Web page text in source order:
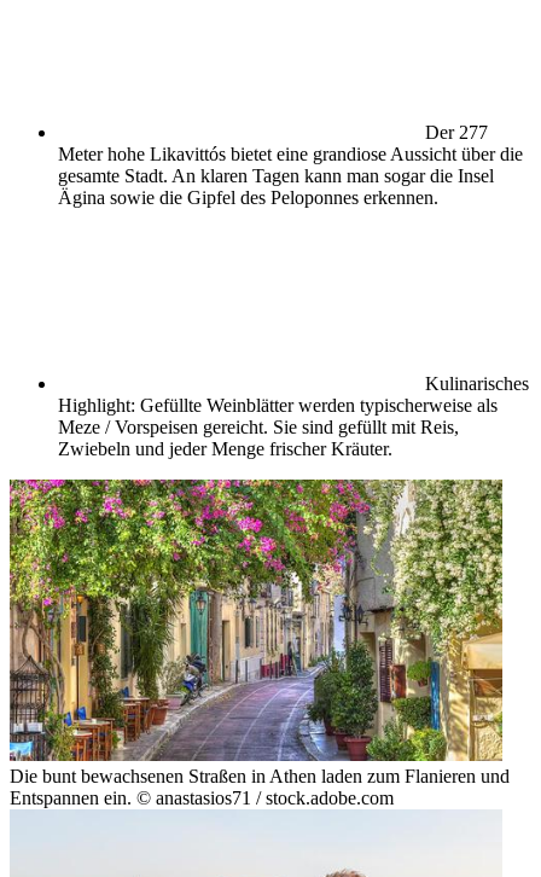
Der 277
Meter hohe Likavittós bietet eine grandiose Aussicht über die
gesamte Stadt. An klaren Tagen kann man sogar die Insel
Ägina sowie die Gipfel des Peloponnes erkennen.
Kulinarisches
Highlight: Gefüllte Weinblätter werden typischerweise als
Meze / Vorspeisen gereicht. Sie sind gefüllt mit Reis,
Zwiebeln und jeder Menge frischer Kräuter.
Die bunt bewachsenen Straßen in Athen laden zum Flanieren und
Entspannen ein. © anastasios71 / stock.adobe.com